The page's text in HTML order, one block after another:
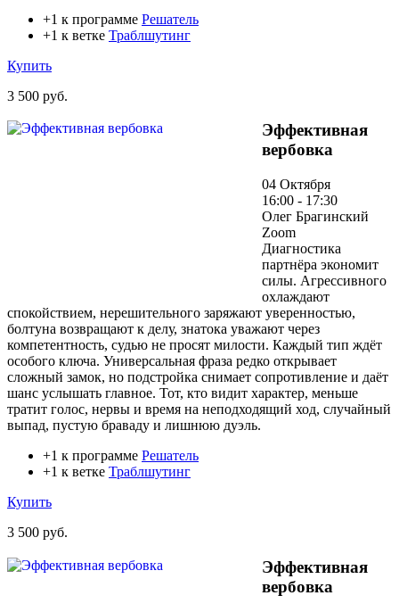
+1 к программе Решатель
+1 к ветке Траблшутинг
Купить
3 500 руб.
Эффективная
вербовка
04 Октября
16:00 - 17:30
Олег Брагинский
Zoom
Диагностика
партнёра экономит
силы. Агрессивного
охлаждают
спокойствием, нерешительного заряжают уверенностью,
болтуна возвращают к делу, знатока уважают через
компетентность, судью не просят милости. Каждый тип ждёт
особого ключа. Универсальная фраза редко открывает
сложный замок, но подстройка снимает сопротивление и даёт
шанс услышать главное. Тот, кто видит характер, меньше
тратит голос, нервы и время на неподходящий ход, случайный
выпад, пустую браваду и лишнюю дуэль.
+1 к программе Решатель
+1 к ветке Траблшутинг
Купить
3 500 руб.
Эффективная
вербовка